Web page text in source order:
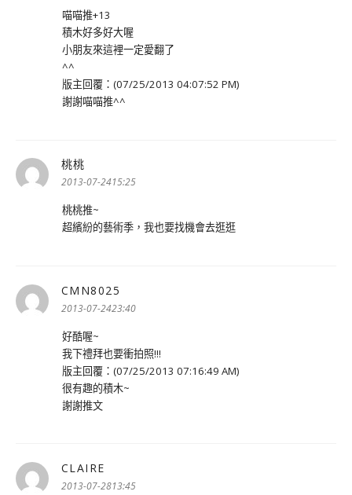
喵喵推+13
積木好多好大喔
小朋友來這裡一定愛翻了
^^
版主回覆：(07/25/2013 04:07:52 PM)
謝謝喵喵推^^
桃桃
示:
2013-07-2415:25
桃桃推~
超繽紛的藝術季，我也要找機會去逛逛
CMN8025
示:
2013-07-2423:40
好酷喔~
我下禮拜也要衝拍照!!!
版主回覆：(07/25/2013 07:16:49 AM)
很有趣的積木~
謝謝推文
CLAIRE
示:
2013-07-2813:45